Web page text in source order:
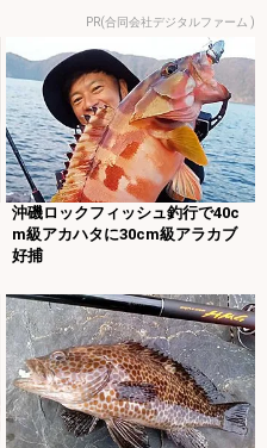
PR(合同会社デジタルファーム )
沖磯ロックフィッシュ釣行で40c
m級アカハタに30cm級アラカブ
好捕